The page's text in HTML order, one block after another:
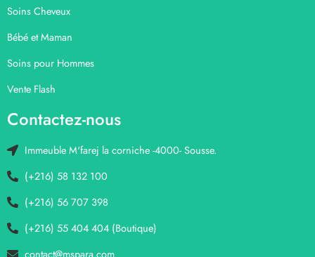
Soins Cheveux
Bébé et Maman
Soins pour Hommes
Vente Flash
Contactez-nous
Immeuble M'farej la corniche -4000- Sousse.
(+216) 58 132 100
(+216) 56 707 398
(+216) 55 404 404 (Boutique)
contact@mspara.com